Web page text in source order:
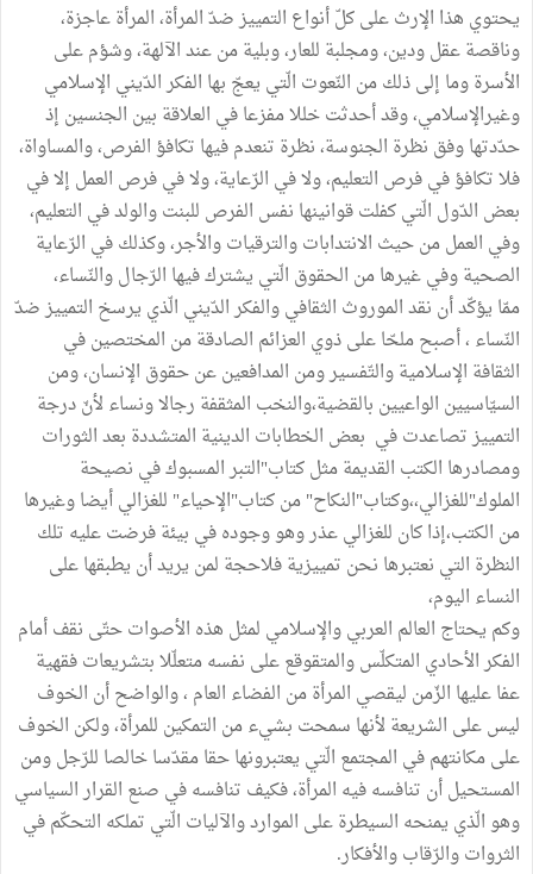
يحتوي هذا الإرث على كلّ أنواع التمييز ضدّ المرأة، المرأة عاجزة،
وناقصة عقل ودين، ومجلبة للعار، وبلية من عند الآلهة، وشؤم على
الأسرة وما إلى ذلك من النّعوت الّتي يعجّ بها الفكر الدّيني الإسلامي
وغيرالإسلامي، وقد أحدثت خللا مفزعا في العلاقة بين الجنسين إذ
حدّدتها وفق نظرة الجنوسة، نظرة تنعدم فيها تكافؤ الفرص، والمساواة،
فلا تكافؤ في فرص التعليم، ولا في الرّعاية، ولا في فرص العمل إلا في
بعض الدّول الّتي كفلت قوانينها نفس الفرص للبنت والولد في التعليم،
وفي العمل من حيث الانتدابات والترقيات والأجر، وكذلك في الرّعاية
الصحية وفي غيرها من الحقوق الّتي يشترك فيها الرّجال والنّساء،
ممّا يؤكّد أن نقد الموروث الثقافي والفكر الدّيني الّذي يرسخ التمييز ضدّ
النّساء ، أصبح ملحّا على ذوي العزائم الصادقة من المختصين في
الثقافة الإسلامية والتّفسير ومن المدافعين عن حقوق الإنسان، ومن
السيّاسيين الواعيين بالقضية،والنخب المثقفة رجالا ونساء لأنّ درجة
التمييز تصاعدت في بعض الخطابات الدينية المتشددة بعد الثورات
ومصادرها الكتب القديمة مثل كتاب"التبر المسبوك في نصيحة
الملوك"للغزالي،،وكتاب"النكاح" من كتاب"الإحياء" للغزالي أيضا وغيرها
من الكتب،إذا كان للغزالي عذر وهو وجوده في بيئة فرضت عليه تلك
النظرة التي نعتبرها نحن تمييزية فلاحجة لمن يريد أن يطبقها على
النساء اليوم،
وكم يحتاج العالم العربي والإسلامي لمثل هذه الأصوات حتّى نقف أمام
الفكر الأحادي المتكلّس والمتقوقع على نفسه متعلّلا بتشريعات فقهية
عفا عليها الزّمن ليقصي المرأة من الفضاء العام ، والواضح أن الخوف
ليس على الشريعة لأنها سمحت بشيء من التمكين للمرأة، ولكن الخوف
على مكانتهم في المجتمع الّتي يعتبرونها حقا مقدّسا خالصا للرّجل ومن
المستحيل أن تنافسه فيه المرأة، فكيف تنافسه في صنع القرار السياسي
وهو الّذي يمنحه السيطرة على الموارد والآليات الّتي تملكه التحكّم في
الثروات والرّقاب والأفكار.